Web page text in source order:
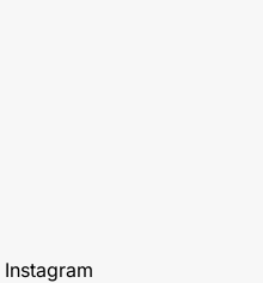
Instagram